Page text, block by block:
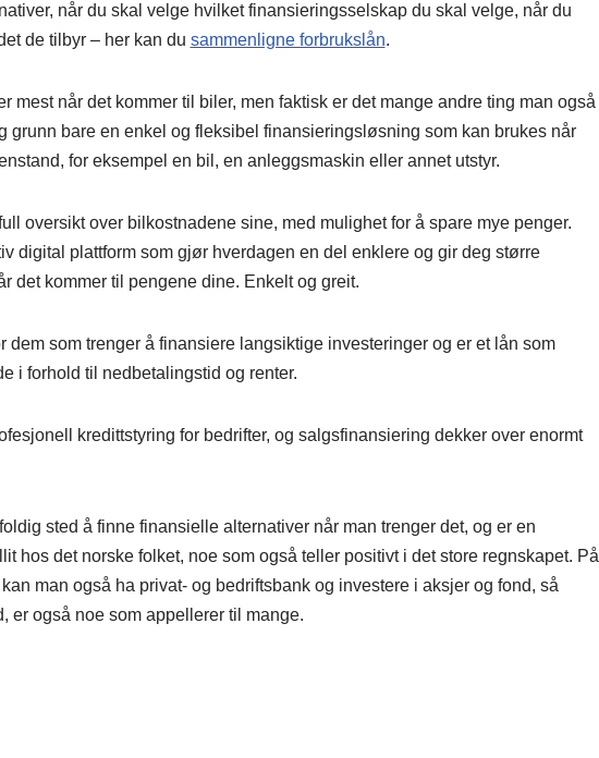
når du skal velge hvilket finansieringsselskap du skal velge, når du
de tilbyr – her kan du sammenligne forbrukslån.
mest når det kommer til biler, men faktisk er det mange andre ting man også
grunn bare en enkel og fleksibel finansieringsløsning som kan brukes når
for eksempel en bil, en anleggsmaskin eller annet utstyr.
oversikt over bilkostnadene sine, med mulighet for å spare mye penger.
digital plattform som gjør hverdagen en del enklere og gir deg større
det kommer til pengene dine. Enkelt og greit.
som trenger å finansiere langsiktige investeringer og er et lån som
i forhold til nedbetalingstid og renter.
kredittstyring for bedrifter, og salgsfinansiering dekker over enormt
sted å finne finansielle alternativer når man trenger det, og er en
hos det norske folket, noe som også teller positivt i det store regnskapet. På
man også ha privat- og bedriftsbank og investere i aksjer og fond, så
er også noe som appellerer til mange.